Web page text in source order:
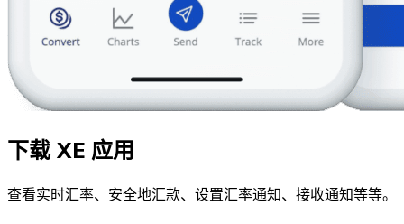
下载 XE 应用
查看实时汇率、安全地汇款、设置汇率通知、接收通知等等。